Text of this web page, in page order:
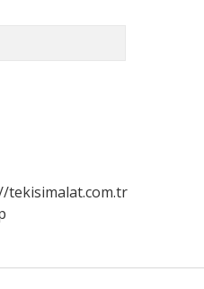
tekisimalat.com.tr